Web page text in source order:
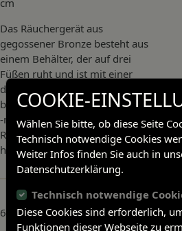
cm
Das Räuchergerät aus
gegossener Bronze besteht aus
einem Behälter, der auf drei
Füßen ruht und ist mit einer
durchbrochenen Halbkugel
bedeckt. Die Gravurstreifen und
-medaillons mit Palmett- und
Rankenmotiv dürften später
hinzugefügt worden sein.
Beitragsnavigation
Vorheriger Artikel
Nächster Artikel
col
6 x 5,8 cm
COOKIE-
Wählen Sie bitte, ob diese Seite
Technisch notwendige Cookies
Weiter Infos finden Sie auch in
Datenschutzerklärung.
Technisch notwendige
Diese Cookies sind erforderlich,
Funktionen dieser Webseite zu